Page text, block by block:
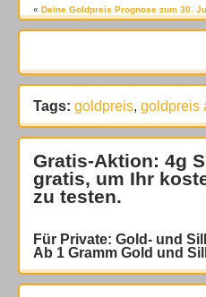
« Deine Goldpreis Prognose zum 30.
Tags: goldpreis, goldpreis
Gratis-Aktion: 4g
gratis, um Ihr
zu testen.
Für Private: Gold- und
Ab 1 Gramm Gold und